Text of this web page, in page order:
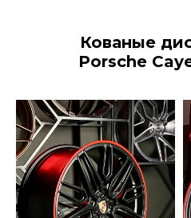
Кованые
Porsche